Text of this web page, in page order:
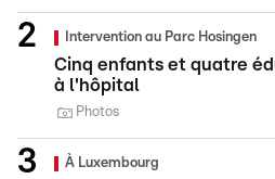
Intervention au Parc Hosingen
Cinq enfants et quatre
à l'hôpital
Photos
À Luxembourg